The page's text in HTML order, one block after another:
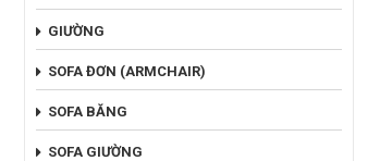
GIƯỜNG
SOFA ĐƠN (ARMCHAIR)
SOFA BĂNG
SOFA GIƯỜNG